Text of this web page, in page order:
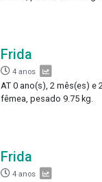
Frida
4 anos
AT 0 ano(s), 2 mês(es) e
fêmea, pesado 9.75 kg.
Frida
4 anos